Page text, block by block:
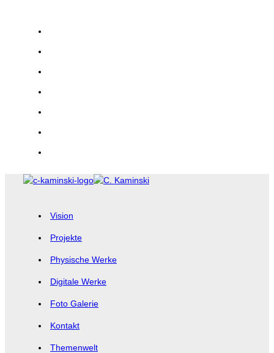
Vision
Projekte
Physische Werke
Digitale Werke
Foto Galerie
Kontakt
Themenwelt